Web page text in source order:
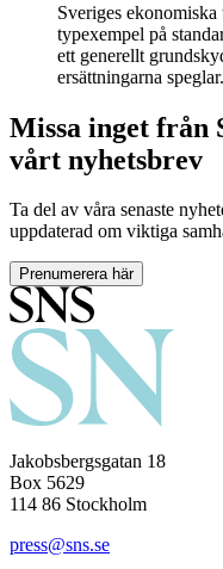
Sveriges
typexempel på
ett generellt
ersättningarna
Missa inget från
vårt nyhetsbrev
Ta del av våra senaste
uppdaterad om viktiga
Prenumerera här
Jakobsbergsgatan 18
Box 5629
114 86 Stockholm
press@sns.se